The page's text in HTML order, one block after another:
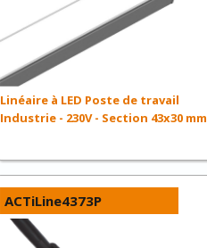
Linéaire à LED Poste de travail
Industrie - 230V - Section 43x30 mm
ACTiLine4373P